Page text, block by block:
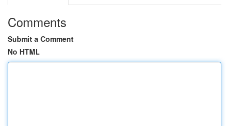
Comments
Submit a Comment
No HTML